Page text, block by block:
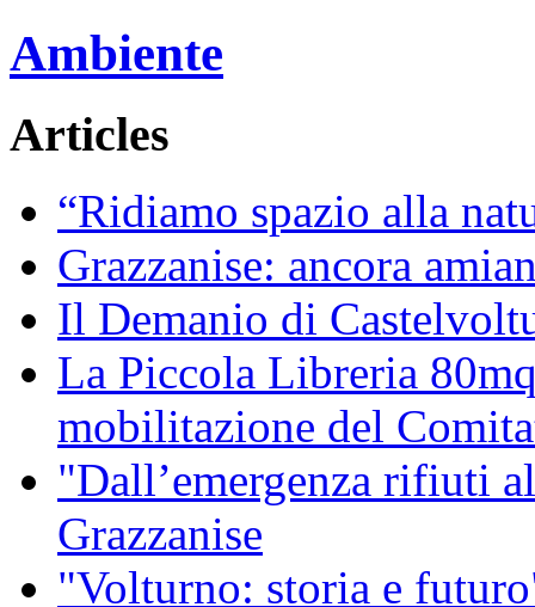
Ambiente
Articles
“Ridiamo spazio alla
Grazzanise: ancora
Il Demanio di
La Piccola Libreria
mobilitazione del
"Dall’emergenza rifiuti
Grazzanise
"Volturno: storia e